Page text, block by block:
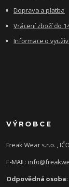
Doprava a platba
Vrácení zboží do
Informace o
VÝROBCE
Freak Wear s.r.o. ,
E-MAIL:
Odpovědná